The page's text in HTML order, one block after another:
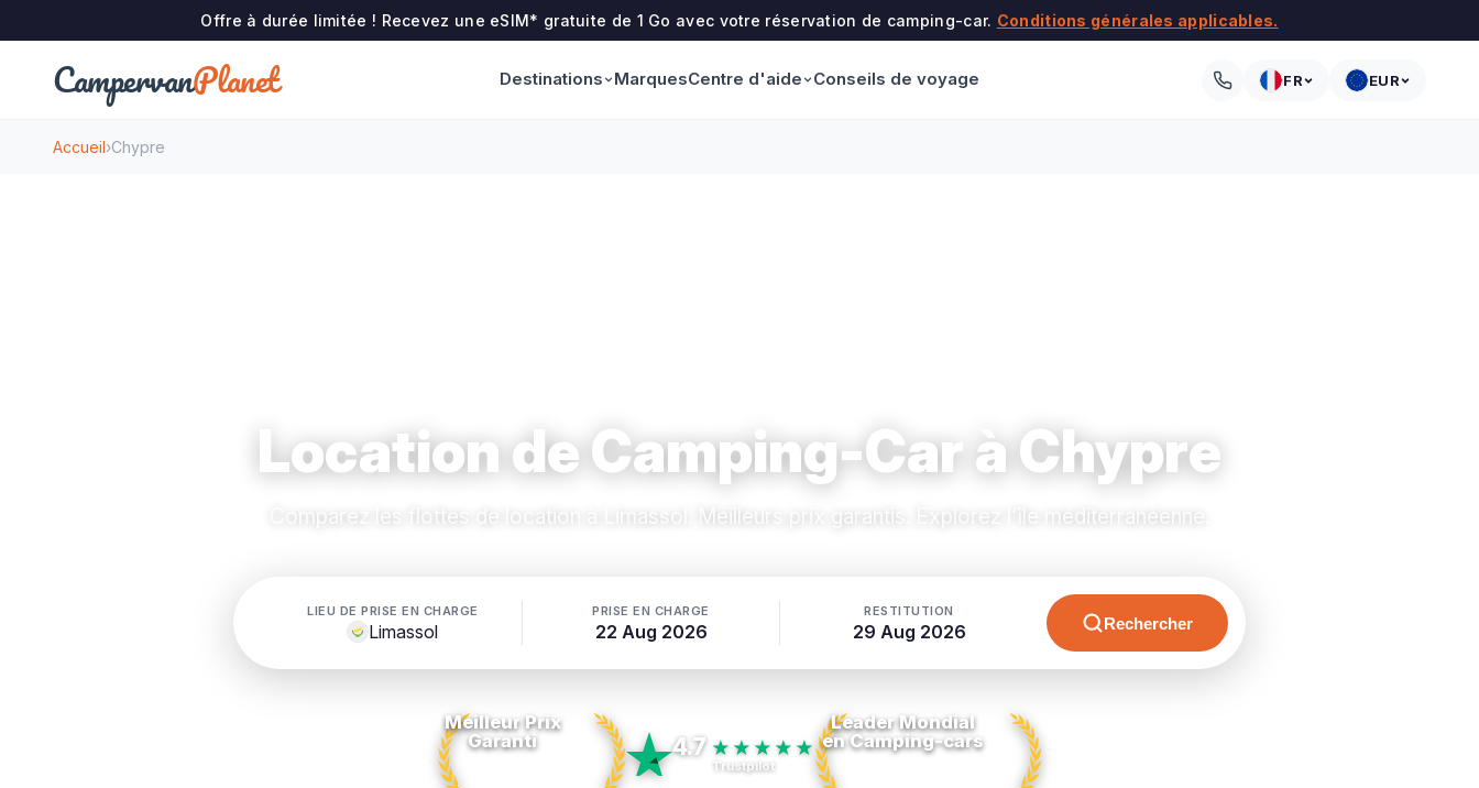
Offre à durée limitée ! Recevez une eSIM* gratuite de 1 Go avec votre réservation de camping-car. Conditions générales applicables.
CampervanPlanet Destinations MarquesCentre d'aide Conseils de voyage FR EUR
Accueil›Chypre
Location de Camping-Car à Chypre
Comparez les flottes de location à Limassol. Meilleurs prix garantis. Explorez l'île méditerranéenne.
LIEU DE PRISE EN CHARGE
Limassol
PRISE EN CHARGE
22 Aug 2026
RESTITUTION
29 Aug 2026 Rechercher
Meilleur Prix
Garanti
4.7 ★★★★★
Trustpilot
Leader Mondial
en Camping-cars